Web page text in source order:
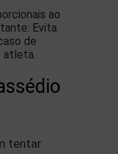
ao
Evita
de
atleta.
tentar